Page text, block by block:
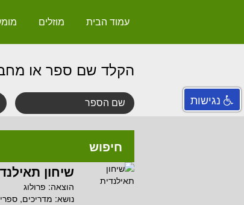
עמוד הבית מוזלים
הקלד שם ספר או
חיפוש
שיחון
הוצאה: פרולוג
נושא: מדריכים,
נגישות